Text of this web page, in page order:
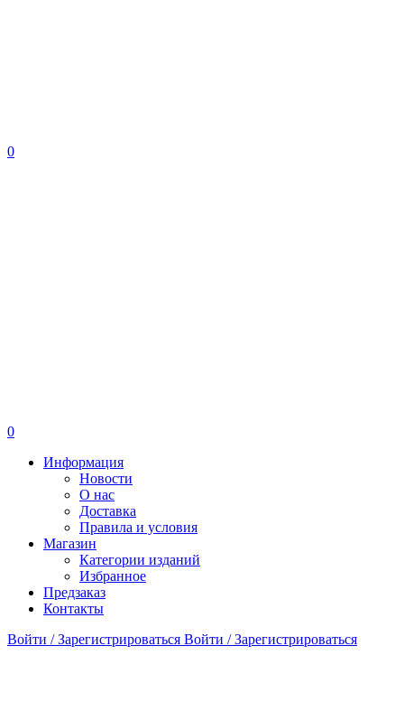
0
0
Информация
Новости
О нас
Доставка
Правила и условия
Магазин
Категории изданий
Избранное
Предзаказ
Контакты
Войти / Зарегистрироваться Войти / Зарегистрироваться